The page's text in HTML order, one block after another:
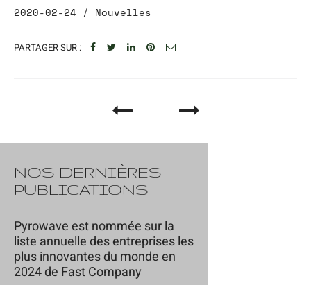
2020-02-24 / Nouvelles
PARTAGER SUR :
NOS DERNIÈRES
PUBLICATIONS
Pyrowave est nommée sur la
liste annuelle des entreprises les
plus innovantes du monde en
2024 de Fast Company